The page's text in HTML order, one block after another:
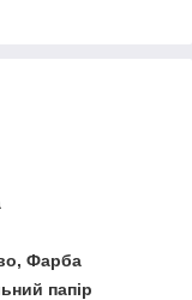
Фарба
папір